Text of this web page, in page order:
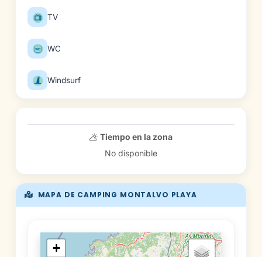
TV
WC
Windsurf
MAPA DE CAMPING MONTALVO PLAYA
+
Tiempo en la zona
No disponible